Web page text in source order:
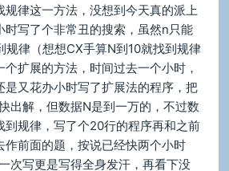
规律这一方法，没想到今天真的派上
时写了个非常丑的搜索，虽然n只能
规律（想想CX手算N到10就找到规律
扩展的方法，时间过去一个小时，
是又花办小时写了扩展法的程序，把
出解，但数据N是到一万的，不过数
到规律，写了个20行的程序再和之前
作前面的题，按说已经快两个小时
次写更是写得全身发汗，再看下没